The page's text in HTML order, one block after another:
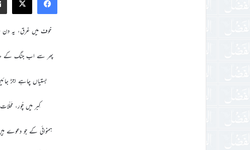
خوف میں غرق، یہ
پھر سے اب جنگ کے
بستیاں چاہے اجڑ
کِبر میں چُور،
ہمنوائی کے جو دعوے